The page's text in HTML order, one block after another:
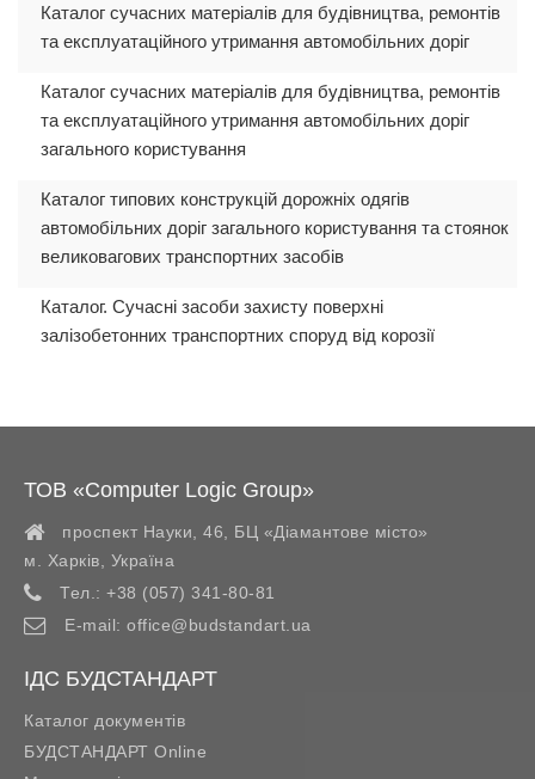
Каталог сучасних матеріалів для будівництва, ремонтів
та експлуатаційного утримання автомобільних доріг
Каталог сучасних матеріалів для будівництва, ремонтів
та експлуатаційного утримання автомобільних доріг
загального користування
Каталог типових конструкцій дорожніх одягів
автомобільних доріг загального користування та стоянок
великовагових транспортних засобів
Каталог. Сучасні засоби захисту поверхні
залізобетонних транспортних споруд від корозії
ТОВ «Computer Logic Group»
проспект Науки, 46, БЦ «Діамантове місто»
м. Харків
Україна
Тел.: +38 (057) 341-80-81
E-mail: office@budstandart.ua
ІДС БУДСТАНДАРТ
Каталог документів
БУДСТАНДАРТ Online